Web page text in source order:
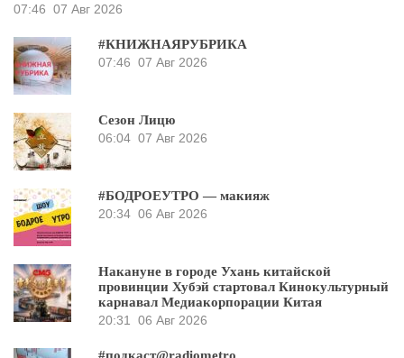
07:46 07 Авг 2026
#КНИЖНАЯРУБРИКА
07:46 07 Авг 2026
Сезон Лицю
06:04 07 Авг 2026
#БОДРОЕУТРО — макияж
20:34 06 Авг 2026
Накануне в городе Ухань китайской
провинции Хубэй стартовал Кинокультурный
карнавал Медиакорпорации Китая
20:31
06 Авг 2026